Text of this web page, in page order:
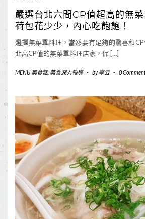
嚴選台北六間CP值超高的無
荷包花少少，內心吃飽飽！
選擇無菜單料理，當然要有足夠的驚喜和
北高CP值的無菜單料理店家，保 […]
MENU 美食誌, 美食深入報導 - by亭云 - 0